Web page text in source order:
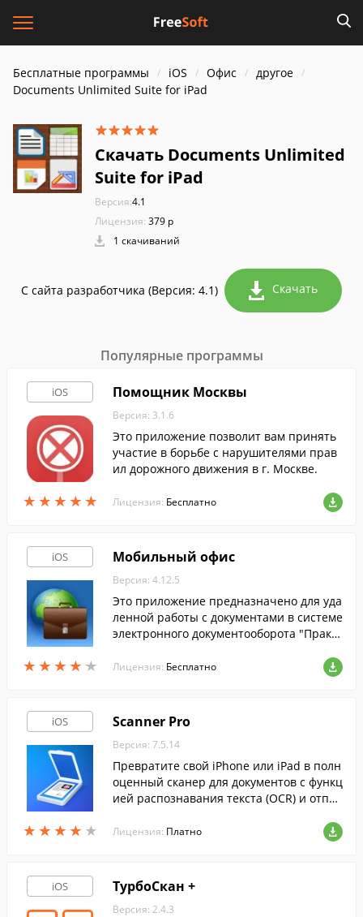
Бесплатные программы iOS Офис
другое
Documents Unlimited Suite for iPad
Скачать Documents Unlimited
Suite for iPad
Версия:4.1
Лицензия: 379 р
1 скачиваний
С сайта разработчика (Версия: 4.1) Скачать
Популярные программы
iOS
★ ★ ★ ★ ★
★ ★ ★ ★ ★
Помощник Москвы
Версия: 3.1.6
Это приложение позволит вам принять
участие в борьбе с нарушителями прав
ил дорожного движения в г. Москве.
Лицензия: Бесплатно
iOS
★ ★ ★ ★ ★
★ ★ ★ ★ ★
Мобильный офис
Версия: 4.12.5
Это приложение предназначено для уда
ленной работы с документами в системе
электронного документооборота "Практ
Лицензия: Бесплатно
iOS
★ ★ ★ ★ ★
★ ★ ★ ★ ★
Scanner Pro
Версия: 7.5.14
Превратите свой iPhone или iPad в полн
оценный сканер для документов с функц
ией распознавания текста (OCR) и отпра
на облачные хранилища.
Лицензия: Платно
iOS ТурбоСкан +
Версия: 2.4.3